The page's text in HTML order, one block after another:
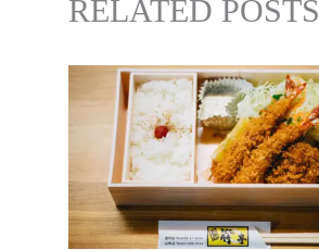
RELATED POSTS